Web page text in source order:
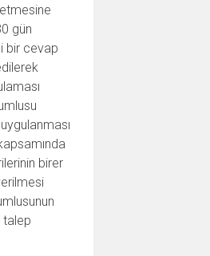
gün
bir cevap
birer
talep